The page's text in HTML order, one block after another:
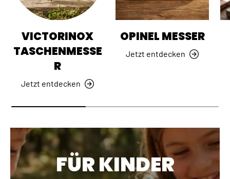
VICTORINOX
TASCHENMESSE
R
Jetzt entdecken
OPINEL MESSER
Jetzt entdecken
FÜR KINDER